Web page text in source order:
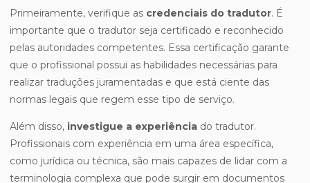
Primeiramente, verifique as credenciais do tradutor. É
importante que o tradutor seja certificado e reconhecido
pelas autoridades competentes. Essa certificação garante
que o profissional possui as habilidades necessárias para
realizar traduções juramentadas e que está ciente das
normas legais que regem esse tipo de serviço.
Além disso, investigue a experiência do tradutor.
Profissionais com experiência em uma área específica,
como jurídica ou técnica, são mais capazes de lidar com a
terminologia complexa que pode surgir em documentos